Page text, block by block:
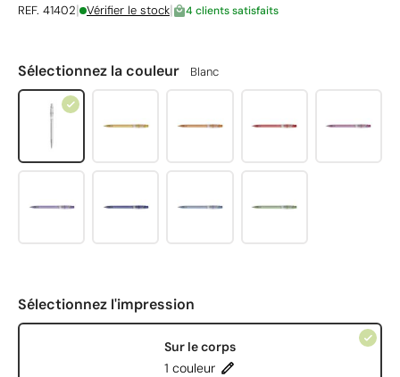
REF. 41402| Vérifier le stock| 4 clients satisfaits
Sélectionnez la couleur Blanc
Sélectionnez l'impression
Sur le corps
1 couleur